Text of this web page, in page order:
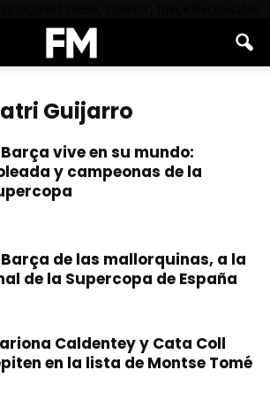
Guijarro
Barça vive en su mundo:
y campeonas de la
Barça de las mallorquinas, a la
de la Supercopa de España
Caldentey y Cata Coll
en la lista de Montse Tomé